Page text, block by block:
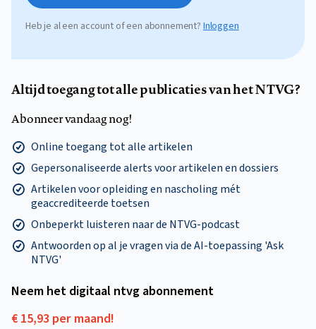
Heb je al een account of een abonnement?Inloggen
Altijd toegang tot alle publicaties van het NTVG?
Abonneer vandaag nog!
Online toegang tot alle artikelen
Gepersonaliseerde alerts voor artikelen en dossiers
Artikelen voor opleiding en nascholing mét
geaccrediteerde toetsen
Onbeperkt luisteren naar de NTVG-podcast
Antwoorden op al je vragen via de AI-toepassing 'Ask
NTVG'
Neem het digitaal ntvg abonnement
€ 15,93 per maand!